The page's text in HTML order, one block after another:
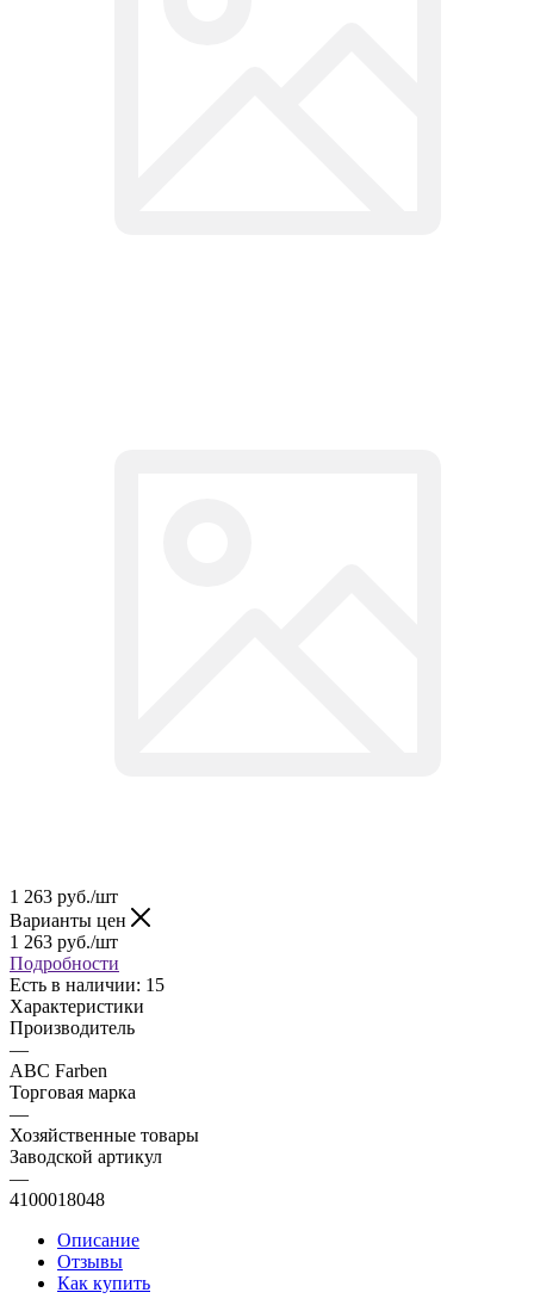
1 263 руб./шт
Варианты цен
1 263 руб./шт
Подробности
Есть в наличии: 15
Характеристики
Производитель
—
ABC Farben
Торговая марка
—
Хозяйственные товары
Заводской артикул
—
4100018048
Описание
Отзывы
Как купить